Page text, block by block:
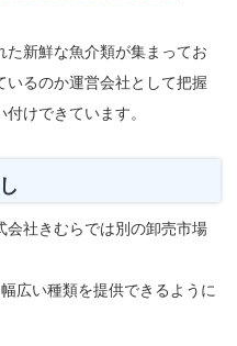
新鮮な魚介類が集まってお
いるのか運営会社として把握
けできています。
会社きむらでは別の卸売市場
広い種類を提供できるように